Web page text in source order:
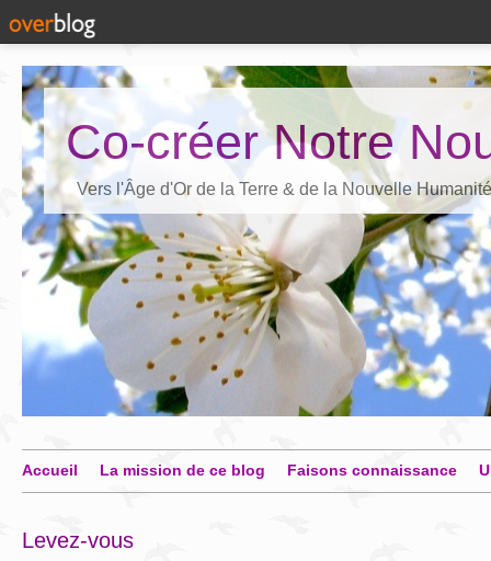
Co-créer Notre
Vers l'Âge d'Or de la Terre & de la Nouvelle Humanité
Accueil La mission de ce blog Faisons connaissance
Levez-vous